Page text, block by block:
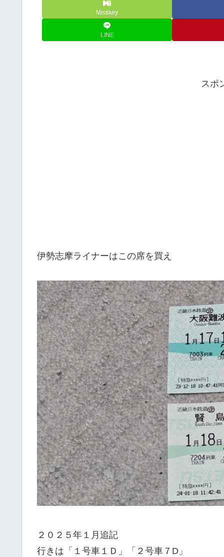
Misskey
LINE
スポ
伊勢志摩ライナーはこの席を買え
２０２５年１月追記
行きは「１号車１Ｄ」「２号車７D」